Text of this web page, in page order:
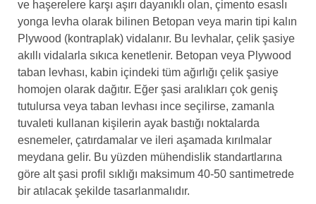
ve haşerelere karşı aşırı dayanıklı olan, çimento esaslı
yonga levha olarak bilinen Betopan veya marin tipi kalın
Plywood (kontraplak) vidalanır. Bu levhalar, çelik şasiye
akıllı vidalarla sıkıca kenetlenir. Betopan veya Plywood
taban levhası, kabin içindeki tüm ağırlığı çelik şasiye
homojen olarak dağıtır. Eğer şasi aralıkları çok geniş
tutulursa veya taban levhası ince seçilirse, zamanla
tuvaleti kullanan kişilerin ayak bastığı noktalarda
esnemeler, çatırdamalar ve ileri aşamada kırılmalar
meydana gelir. Bu yüzden mühendislik standartlarına
göre alt şasi profil sıklığı maksimum 40-50 santimetrede
bir atılacak şekilde tasarlanmalıdır.